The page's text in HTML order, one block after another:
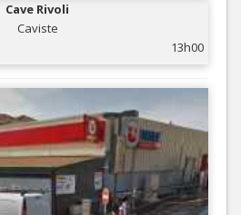
Cave Rivoli
Caviste
13h00